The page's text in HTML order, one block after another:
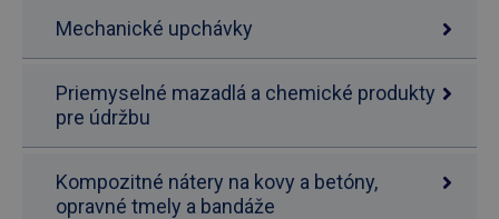
Mechanické upchávky
Priemyselné mazadlá a chemické produkty
pre údržbu
Kompozitné nátery na kovy a betóny,
opravné tmely a bandáže